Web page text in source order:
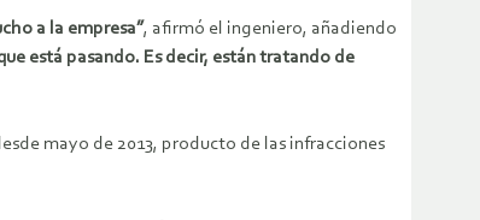
a la empresa”, afirmó el ingeniero, añadiendo
está pasando. Es decir, están tratando de
mayo de 2013, producto de las infracciones